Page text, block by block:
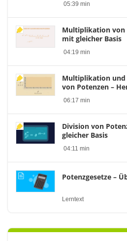
05:39 min
Multiplikation von
mit gleicher Basis
04:19 min
Multiplikation und
von Potenzen –
06:17 min
Division von
gleicher Basis
04:11 min
Potenzgesetze –
Lerntext